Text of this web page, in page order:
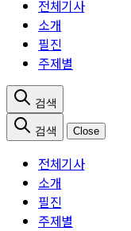
전체기사
소개
필진
주제별
Close
전체기사
소개
필진
주제별